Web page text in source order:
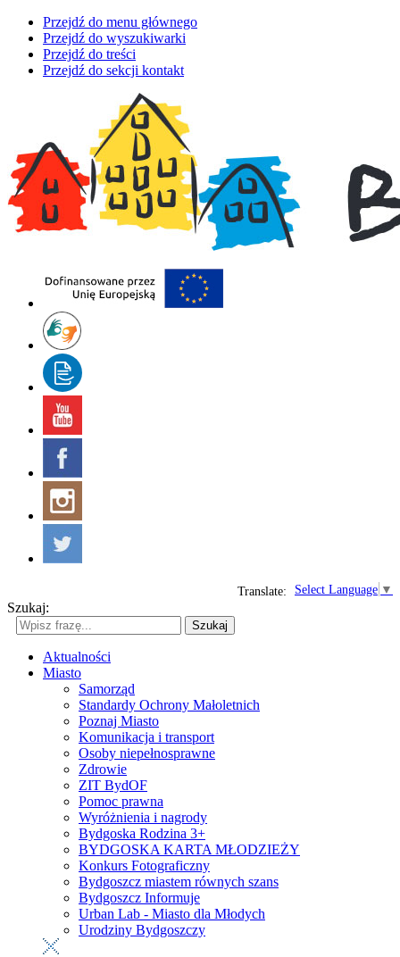
Przejdź do menu głównego
Przejdź do wyszukiwarki
Przejdź do treści
Przejdź do sekcji kontakt
Select Language ▼
Translate:
Szukaj:
Szukaj
Aktualności
Miasto
Samorząd
Standardy Ochrony Małoletnich
Poznaj Miasto
Komunikacja i transport
Osoby niepełnosprawne
Zdrowie
ZIT BydOF
Pomoc prawna
Wyróżnienia i nagrody
Bydgoska Rodzina 3+
BYDGOSKA KARTA MŁODZIEŻY
Konkurs Fotograficzny
Bydgoszcz miastem równych szans
Bydgoszcz Informuje
Urban Lab - Miasto dla Młodych
Urodziny Bydgoszczy